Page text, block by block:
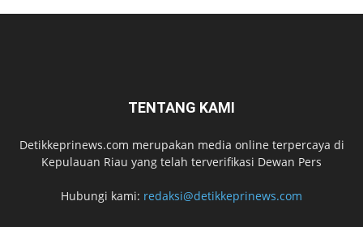
TENTANG KAMI
Detikkeprinews.com merupakan media online terpercaya di
Kepulauan Riau yang telah terverifikasi Dewan Pers
Hubungi kami: redaksi@detikkeprinews.com